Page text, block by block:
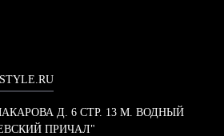
Д. 6 СТР. 13 М. ВОДНЫЙ
ПРИЧАЛ"